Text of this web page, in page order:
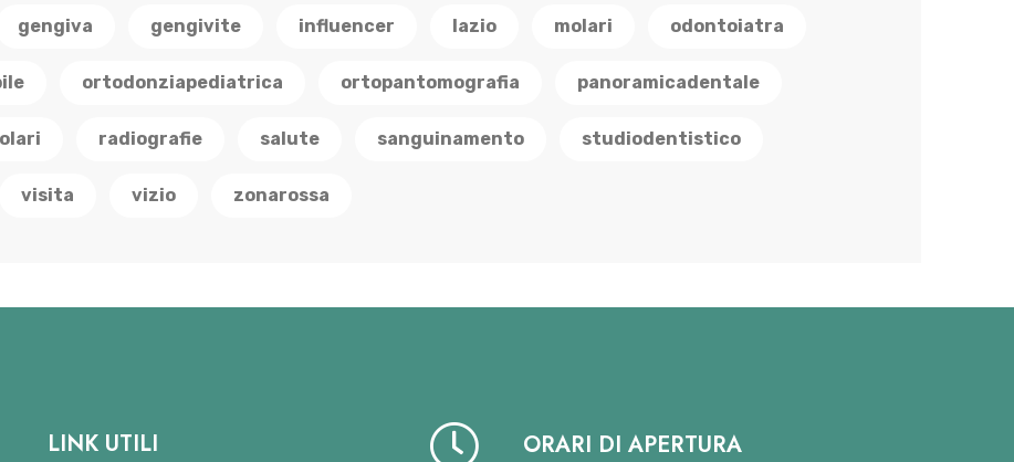
gengiva gengivite influencer lazio molari odontoiatra
ortodonziapediatrica ortopantomografia panoramicadentale
radiografie salute sanguinamento studiodentistico
visita vizio zonarossa
LINK UTILI ORARI DI APERTURA